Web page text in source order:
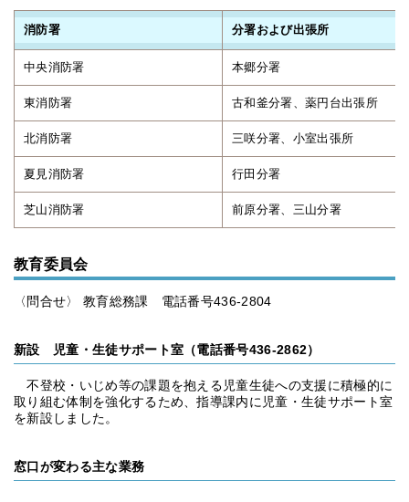
消防署 分署および出張所
中央消防署 本郷分署
東消防署 古和釜分署、薬円台出張所
北消防署 三咲分署、小室出張所
夏見消防署 行田分署
芝山消防署 前原分署、三山分署
教育委員会
〈問合せ〉 教育総務課 電話番号436-2804
新設 児童・生徒サポート室（電話番号436-2862）
不登校・いじめ等の課題を抱える児童生徒への支援に積極的に
取り組む体制を強化するため、指導課内に児童・生徒サポート室
を新設しました。
窓口が変わる主な業務